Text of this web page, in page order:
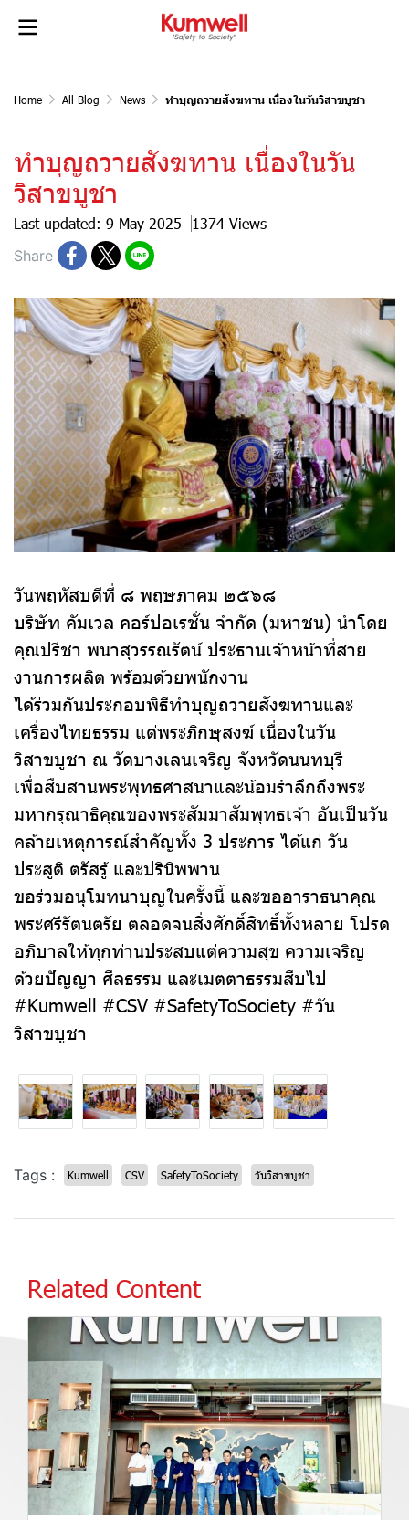
Home All Blog News ทำบุญถวายสังฆทาน เนื่องในวันวิสาขบูชา
ทำบุญถวายสังฆทาน เนื่องในวัน
วิสาขบูชา
Last updated: 9 May 2025 1374 Views
Share
วันพฤหัสบดีที่ ๘ พฤษภาคม ๒๕๖๘
บริษัท คัมเวล คอร์ปอเรชั่น จำกัด (มหาชน) นำโดย
คุณปรีชา พนาสุวรรณรัตน์ ประธานเจ้าหน้าที่สาย
งานการผลิต พร้อมด้วยพนักงาน
ได้ร่วมกันประกอบพิธีทำบุญถวายสังฆทานและ
เครื่องไทยธรรม แด่พระภิกษุสงฆ์ เนื่องในวัน
วิสาขบูชา ณ วัดบางเลนเจริญ จังหวัดนนทบุรี
เพื่อสืบสานพระพุทธศาสนาและน้อมรำลึกถึงพระ
มหากรุณาธิคุณของพระสัมมาสัมพุทธเจ้า อันเป็นวัน
คล้ายเหตุการณ์สำคัญทั้ง 3 ประการ ได้แก่ วัน
ประสูติ ตรัสรู้ และปรินิพพาน
ขอร่วมอนุโมทนาบุญในครั้งนี้ และขออาราธนาคุณ
พระศรีรัตนตรัย ตลอดจนสิ่งศักดิ์สิทธิ์ทั้งหลาย โปรด
อภิบาลให้ทุกท่านประสบแต่ความสุข ความเจริญ
ด้วยปัญญา ศีลธรรม และเมตตาธรรมสืบไป
#Kumwell #CSV #SafetyToSociety #วัน
วิสาขบูชา
Tags : Kumwell CSV SafetyToSociety วันวิสาขบูชา
Related Content